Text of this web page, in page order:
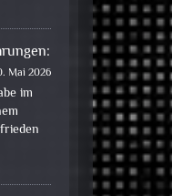
Mai 2026
im